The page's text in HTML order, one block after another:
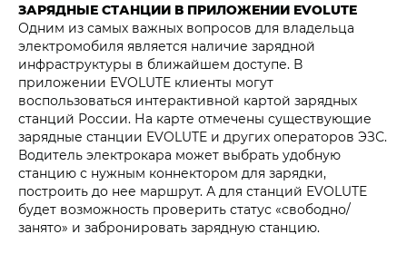
ЗАРЯДНЫЕ СТАНЦИИ В ПРИЛОЖЕНИИ EVOLUTE
Одним из самых важных вопросов для владельца
электромобиля является наличие зарядной
инфраструктуры в ближайшем доступе. В
приложении EVOLUTE клиенты могут
воспользоваться интерактивной картой зарядных
станций России. На карте отмечены существующие
зарядные станции EVOLUTE и других операторов ЭЗС.
Водитель электрокара может выбрать удобную
станцию с нужным коннектором для зарядки,
построить до нее маршрут. А для станций EVOLUTE
будет возможность проверить статус «свободно/
занято» и забронировать зарядную станцию.